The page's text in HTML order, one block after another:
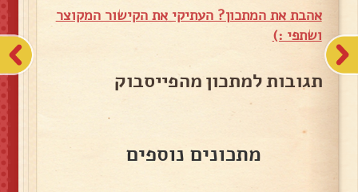
אהבת את המתכון? העתיקי את הקישור המקוצר
ושתפי :)
תגובות למתכון מהפייסבוק
מתכונים נוספים